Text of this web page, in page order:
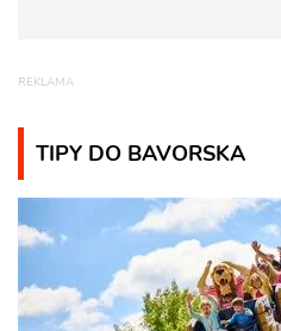
TIPY DO BAVORSKA